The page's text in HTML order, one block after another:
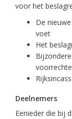
voor het
De
voet
Het
Deelnemers
Eenieder die bij